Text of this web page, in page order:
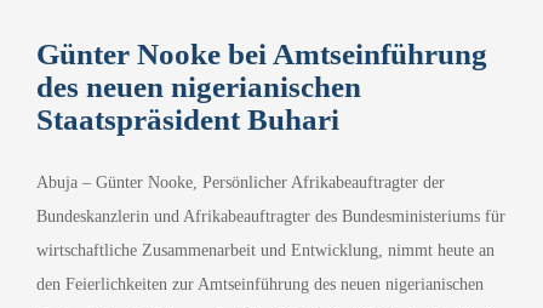
Günter Nooke bei Amtseinführung
des neuen nigerianischen
Staatspräsident Buhari
Abuja – Günter Nooke, Persönlicher Afrikabeauftragter der
Bundeskanzlerin und Afrikabeauftragter des Bundesministeriums für
wirtschaftliche Zusammenarbeit und Entwicklung, nimmt heute an
den Feierlichkeiten zur Amtseinführung des neuen nigerianischen